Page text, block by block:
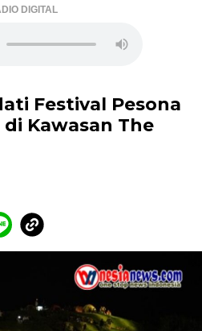
DIGITAL
Festival Pesona
di Kawasan The